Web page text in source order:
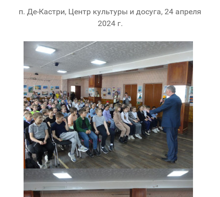
п. Де-Кастри, Центр культуры и досуга, 24 апреля
2024 г.